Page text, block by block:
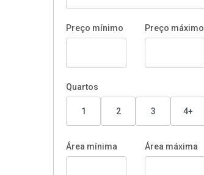
Preço mínimo Preço máximo
Quartos
1 2 3 4+
Área mínima Área máxima